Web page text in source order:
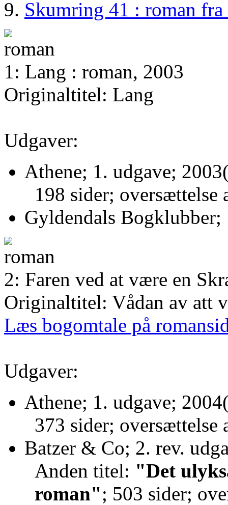
Skumring 41 : roman
1: Lang : roman, 2003
Originaltitel: Lang
Udgaver:
Athene; 1. udgave;
198 sider;
Gyldendals
2: Faren ved at være en
Originaltitel: Vådan av att
Læs bogomtale på
Udgaver:
Athene; 1. udgave;
373 sider;
Batzer & Co; 2. rev.
Anden titel: "Det
roman"; 503 sider;